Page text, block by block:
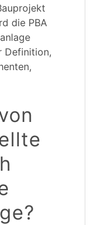
die PBA
Definition,